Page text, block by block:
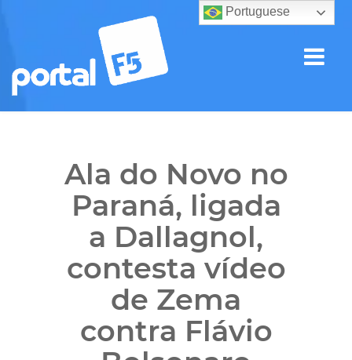
Ala do Novo no
Paraná, ligada
a Dallagnol,
contesta vídeo
de Zema
contra Flávio
Portuguese